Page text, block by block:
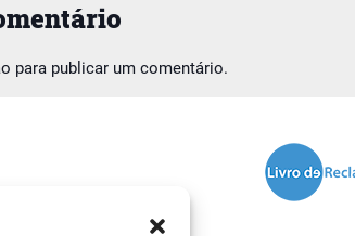
para publicar um comentário.